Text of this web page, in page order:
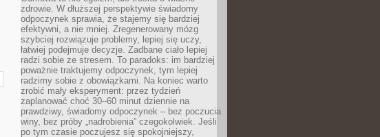
zdrowie. W dłuższej perspektywie świadomy
odpoczynek sprawia, że stajemy się bardziej
efektywni, a nie mniej. Zregenerowany mózg
szybciej rozwiązuje problemy, lepiej się uczy,
łatwiej podejmuje decyzje. Zadbane ciało lepiej
radzi sobie ze stresem. To paradoks: im bardziej
poważnie traktujemy odpoczynek, tym lepiej
radzimy sobie z obowiązkami. Na koniec warto
zrobić mały eksperyment: przez tydzień
zaplanować choć 30–60 minut dziennie na
prawdziwy, świadomy odpoczynek – bez poczucia
winy, bez próby „nadrobienia” czegokolwiek. Jeśli
po tym czasie poczujesz się spokojniejszy,